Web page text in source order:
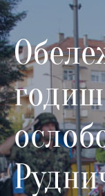
самоуправа
Општинска
управа
Актуелности
Документа
Горњи
Милановац